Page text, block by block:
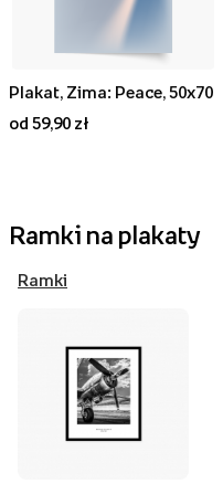
Plakat, Zima: Peace, 50x70
od 59,90 zł
Ramki na plakaty
Ramki